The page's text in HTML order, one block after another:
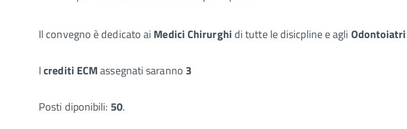
Il convegno è dedicato ai Medici Chirurghi di tutte le disicpline e agli
Icrediti ECMassegnati saranno 3
Posti diponibili: 50.